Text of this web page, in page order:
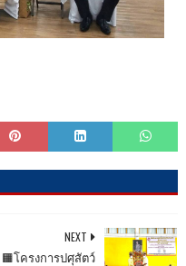
NEXT
🟧โครงการปศุสัตว์